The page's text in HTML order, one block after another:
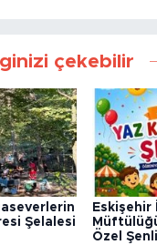
çekebilir
Şelalesi
Eskişehir İl
Özel